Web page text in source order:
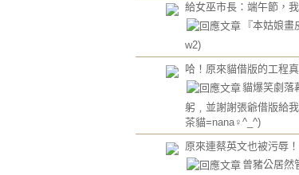
給女巫市長：端午節，
『本姑娘畫
w2)
哈！原來貓借版的工程
貓爆笑劇落
躬﹐並謝謝張爺借版給我
茶貓=nana♀^_^)
原來連蔡英文也被污辱！
曾豬公居然